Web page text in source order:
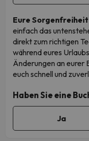
Eure
einfach das
direkt zum richtigen
während eures
Änderungen an eurer
euch schnell und
Haben Sie eine
Ja